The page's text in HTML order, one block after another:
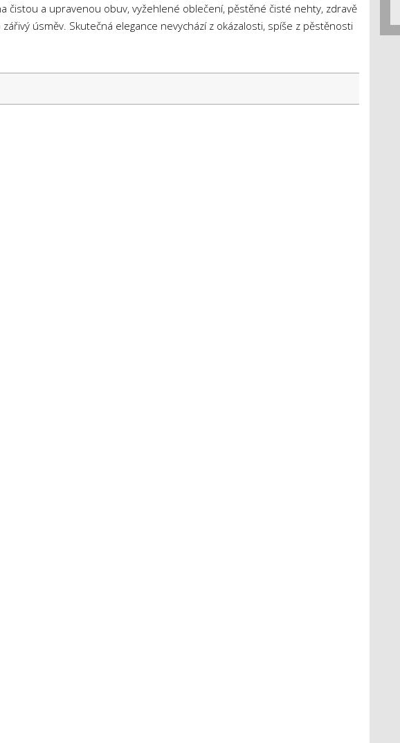
čistou a upravenou obuv, vyžehlené oblečení, pěstěné čisté nehty, zdravě
úsměv. Skutečná elegance nevychází z okázalosti, spíše z pěstěnosti